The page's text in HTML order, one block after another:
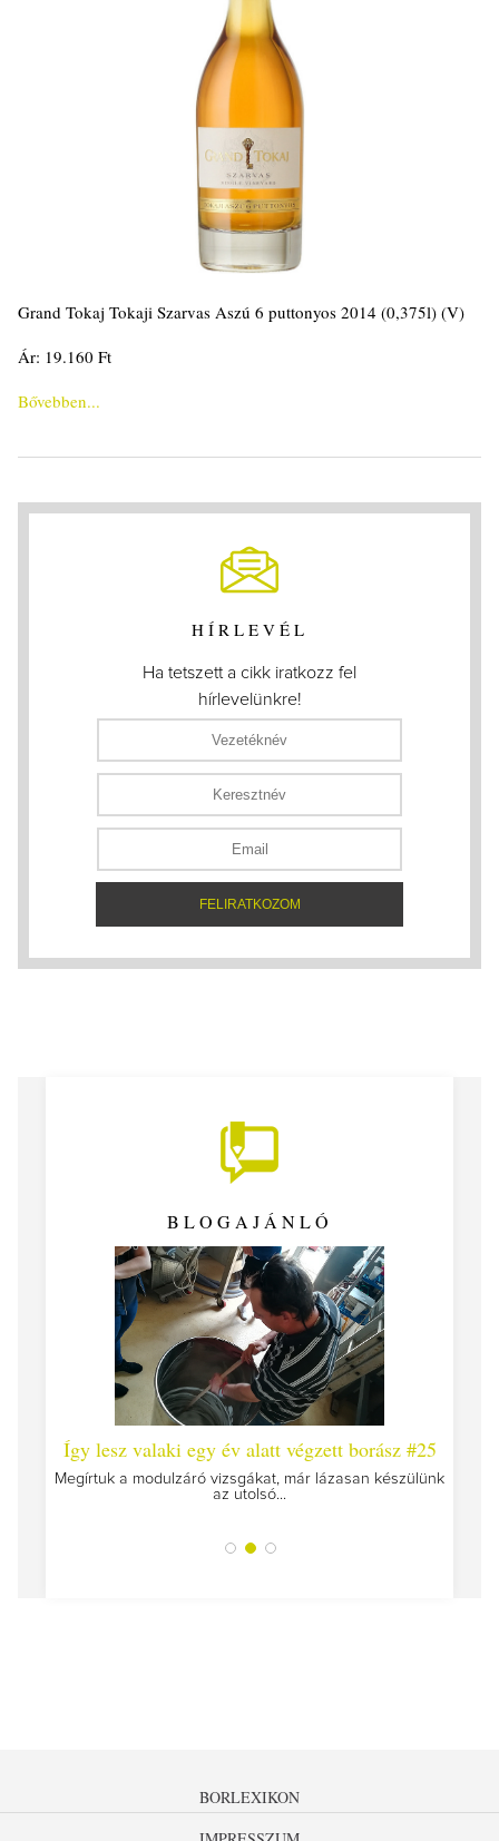
Grand Tokaj Tokaji Szarvas Aszú 6 puttonyos 2014 (0,375l) (V)
Ár: 19.160 Ft
Bővebben...
HÍRLEVÉL
Ha tetszett a cikk iratkozz fel
hírlevelünkre!
BLOGAJÁNLÓ
Így lesz valaki egy év alatt végzett borász #25
Megírtuk a modulzáró vizsgákat, már lázasan készülünk
az utolsó...
BORLEXIKON